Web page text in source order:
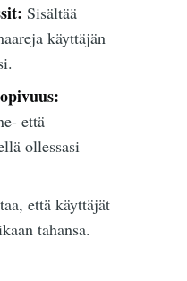
Sisältää
käyttäjän
että
ollessasi
että käyttäjät
tahansa.